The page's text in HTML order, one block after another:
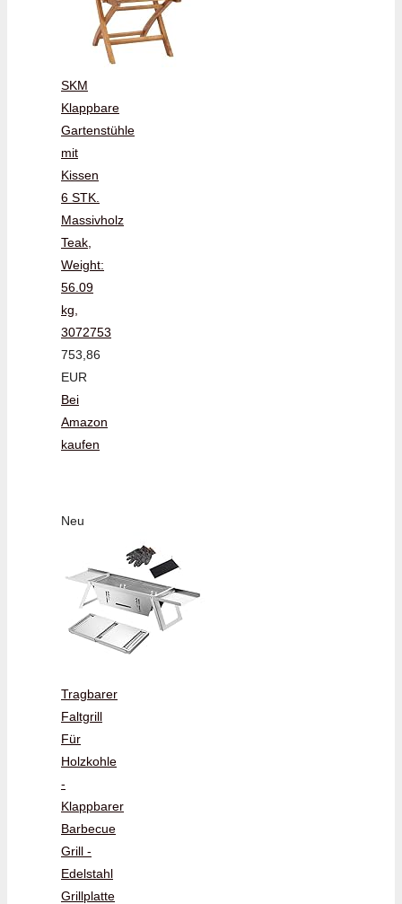
SKM
Klappbare
Gartenstühle
mit
Kissen
6 STK.
Massivholz
Teak,
Weight:
56.09
kg,
3072753
753,86
EUR
Bei
Amazon
kaufen
Neu
Tragbarer
Faltgrill
Für
Holzkohle
-
Klappbarer
Barbecue
Grill -
Edelstahl
Grillplatte